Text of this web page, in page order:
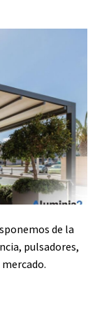
de la
pulsadores,